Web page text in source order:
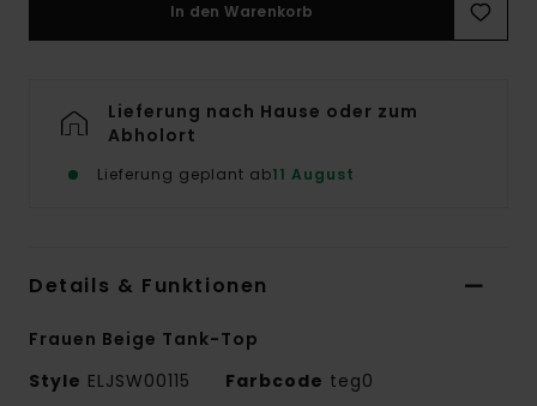
In den Warenkorb
Lieferung nach Hause oder zum
Abholort
Lieferung geplant ab11 August
Details & Funktionen
Frauen Beige Tank-Top
Style ELJSW00115 Farbcode teg0